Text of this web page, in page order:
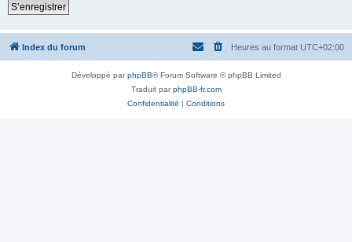
S’enregistrer
Index du forum Heures au format UTC+02:00
Développé parphpBB® Forum Software © phpBB Limited
Traduit parphpBB-fr.com
Confidentialité | Conditions